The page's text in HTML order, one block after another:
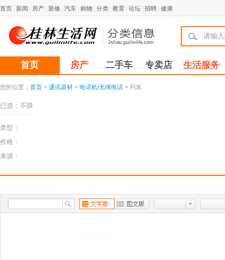
首页 新闻 房产 装修 汽车 购物 分类 教育 论坛 招聘 健康
首页 房产 二手车 专卖店 生活服务
您的位置： 首页 > 通讯器材 > 电话机/无绳电话 > 列表
已选： 不限
类型：
价格：
来源：